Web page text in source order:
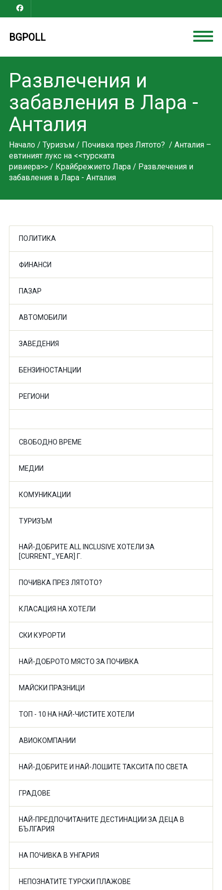
BGPOLL
Развлечения и
забавления в Лара -
Анталия
Начало/ Туризъм/ Почивка през Лятото? / Анталия –
евтиният лукс на <<турската
ривиера>>/ Крайбрежието Лара/ Развлечения и
забавления в Лара - Анталия
ПОЛИТИКА
ФИНАНСИ
ПАЗАР
АВТОМОБИЛИ
ЗАВЕДЕНИЯ
БЕНЗИНОСТАНЦИИ
РЕГИОНИ
СВОБОДНО ВРЕМЕ
МЕДИИ
КОМУНИКАЦИИ
ТУРИЗЪМ
НАЙ-ДОБРИТЕ ALL INCLUSIVE ХОТЕЛИ ЗА
[CURRENT_YEAR] Г.
ПОЧИВКА ПРЕЗ ЛЯТОТО?
КЛАСАЦИЯ НА ХОТЕЛИ
СКИ КУРОРТИ
НАЙ-ДОБРОТО МЯСТО ЗА ПОЧИВКА
МАЙСКИ ПРАЗНИЦИ
ТОП - 10 НА НАЙ-ЧИСТИТЕ ХОТЕЛИ
АВИОКОМПАНИИ
НАЙ-ДОБРИТЕ И НАЙ-ЛОШИТЕ ТАКСИТА ПО СВЕТА
ГРАДОВЕ
НАЙ-ПРЕДПОЧИТАНИТЕ ДЕСТИНАЦИИ ЗА ДЕЦА В
БЪЛГАРИЯ
НА ПОЧИВКА В УНГАРИЯ
НЕПОЗНАТИТЕ ТУРСКИ ПЛАЖОВЕ